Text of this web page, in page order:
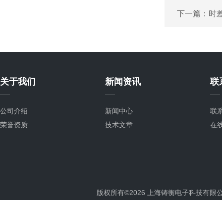
下一篇： 时
关于我们
公司介绍
荣誉资质
新闻资讯
新闻中心
技术文章
联
联
在
版权所有©2026 上海铸衡电子科技有